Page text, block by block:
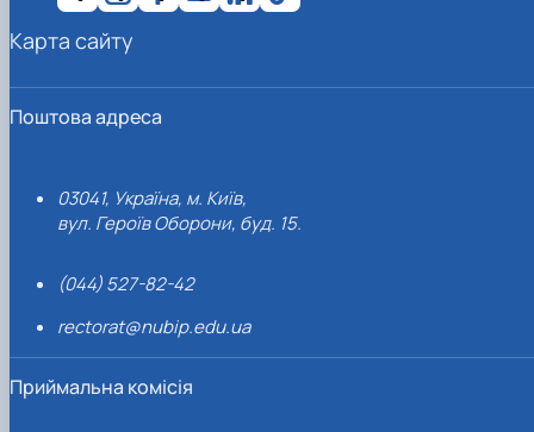
Поштова адреса
03041, Україна, м. Київ,
вул. Героїв Оборони, буд. 15.
(044) 527-82-42
rectorat@nubip.edu.ua
Приймальна комісія
Карта сайту